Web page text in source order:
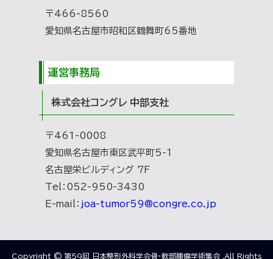
〒466-8560
愛知県名古屋市昭和区鶴舞町65番地
運営事務局
株式会社コングレ 中部支社
〒461-0008
愛知県名古屋市東区武平町5-1
名古屋栄ビルディング 7F
Tel：052-950-3430
E-mail： joa-tumor59@congre.co.jp
Copyright © 第59回 日本整形外科学会骨・軟部腫瘍学術集会 .All Rights